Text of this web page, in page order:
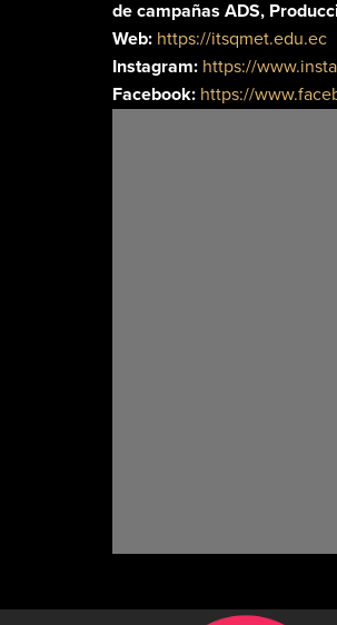
de campañas ADS,
Web: https://itsqmet.edu.ec
Instagram: https://
Facebook: https://